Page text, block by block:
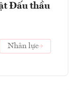
Đấu thầu
Nhân lực